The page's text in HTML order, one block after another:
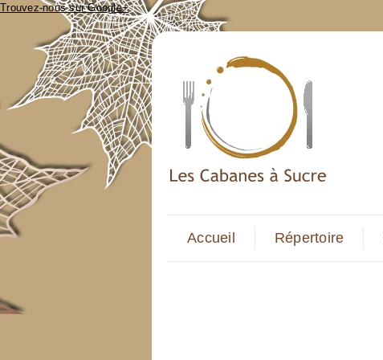
Trouvez-nous sur Google+
Accueil Répertoire